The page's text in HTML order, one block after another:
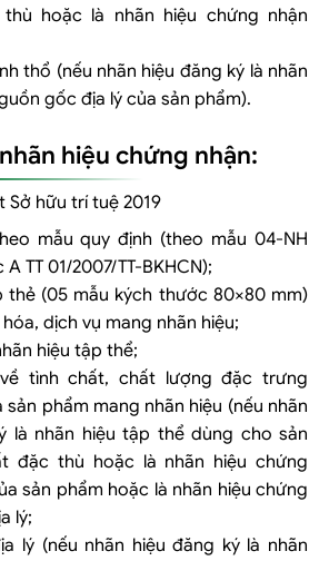
hoặc là nhãn hiệu chứng nhận
thổ (nếu nhãn hiệu đăng ký là nhãn
gốc địa lý của sản phẩm).
hiệu chứng nhận:
Sở hữu trí tuệ 2019
mẫu quy định (theo mẫu 04-NH
TT 01/2007/TT-BKHCN);
thẻ (05 mẫu kých thước 80×80 mm)
dịch vụ mang nhãn hiệu;
hiệu tập thể;
tình chất, chất lượng đặc trưng
phẩm mang nhãn hiệu (nếu nhãn
là nhãn hiệu tập thể dùng cho sản
đặc thù hoặc là nhãn hiệu chứng
sản phẩm hoặc là nhãn hiệu chứng
lý;
lý (nếu nhãn hiệu đăng ký là nhãn